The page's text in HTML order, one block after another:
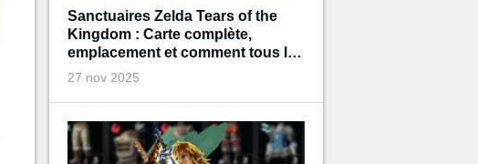
Sanctuaires Zelda Tears of the
Kingdom : Carte complète,
emplacement et comment tous les
terminer
27 nov 2025